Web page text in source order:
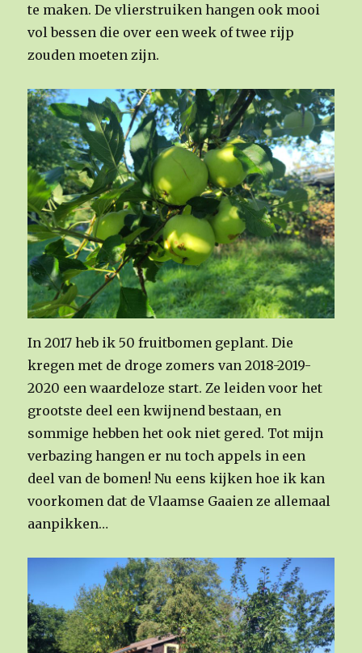
te maken. De vlierstruiken hangen ook mooi
vol bessen die over een week of twee rijp
zouden moeten zijn.
In 2017 heb ik 50 fruitbomen geplant. Die
kregen met de droge zomers van 2018-2019-
2020 een waardeloze start. Ze leiden voor het
grootste deel een kwijnend bestaan, en
sommige hebben het ook niet gered. Tot mijn
verbazing hangen er nu toch appels in een
deel van de bomen! Nu eens kijken hoe ik kan
voorkomen dat de Vlaamse Gaaien ze allemaal
aanpikken…